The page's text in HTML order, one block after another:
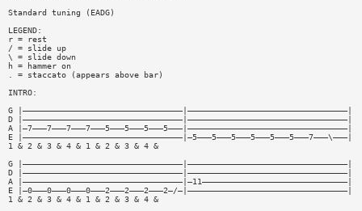
Standard tuning (EADG)
LEGEND:
r = rest
/ = slide up
\ = slide down
h = hammer on
. = staccato (appears above bar)
INTRO:
G |—————————————————————————————————|—————————————————————————————————|
D |—————————————————————————————————|—————————————————————————————————|
A |—7———7———7———7———5———5———5———5———|—————————————————————————————————|
E |—————————————————————————————————|—5———5———5———5———5———5———7———\———|
1 & 2 & 3 & 4 & 1 & 2 & 3 & 4 &
G |—————————————————————————————————|—————————————————————————————————|
D |—————————————————————————————————|—————————————————————————————————|
A |—————————————————————————————————|—11——————————————————————————————|
E |—0———0———0———0———2———2———2———2—/—|—————————————————————————————————|
1 & 2 & 3 & 4 & 1 & 2 & 3 & 4 &